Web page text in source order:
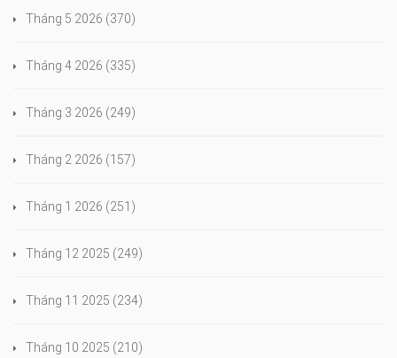
Tháng 5 2026 (370)
Tháng 4 2026 (335)
Tháng 3 2026 (249)
Tháng 2 2026 (157)
Tháng 1 2026 (251)
Tháng 12 2025 (249)
Tháng 11 2025 (234)
Tháng 10 2025 (210)